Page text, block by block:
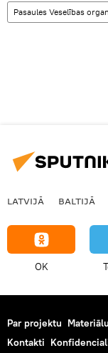
Pasaules Veselības
LATVIJĀ BALTIJĀ
OK
Par projektu
Kontakti